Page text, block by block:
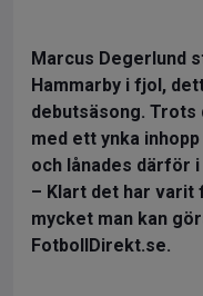
Marcus Degerlund
Hammarby i fjol,
debutsäsong. Trots
med ett ynka
och lånades därför
– Klart det har varit
mycket man kan
FotbollDirekt.se.